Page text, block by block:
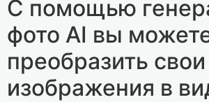
С помощью
фото AI вы
преобразить свои
изображения в